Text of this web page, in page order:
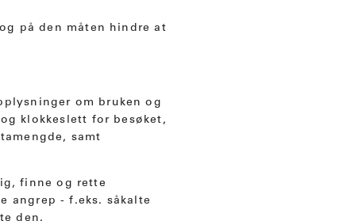
på den måten hindre at
om bruken og
klokkeslett for besøket,
samt
finne og rette
angrep - f.eks. såkalte
den.